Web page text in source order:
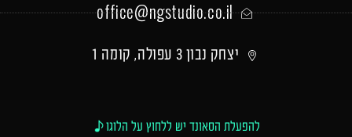
office@ngstudio.co.il
יצחק נבון 3 עפולה, קומה 1
להפעלת הסאונד יש ללחוץ על הלוגו